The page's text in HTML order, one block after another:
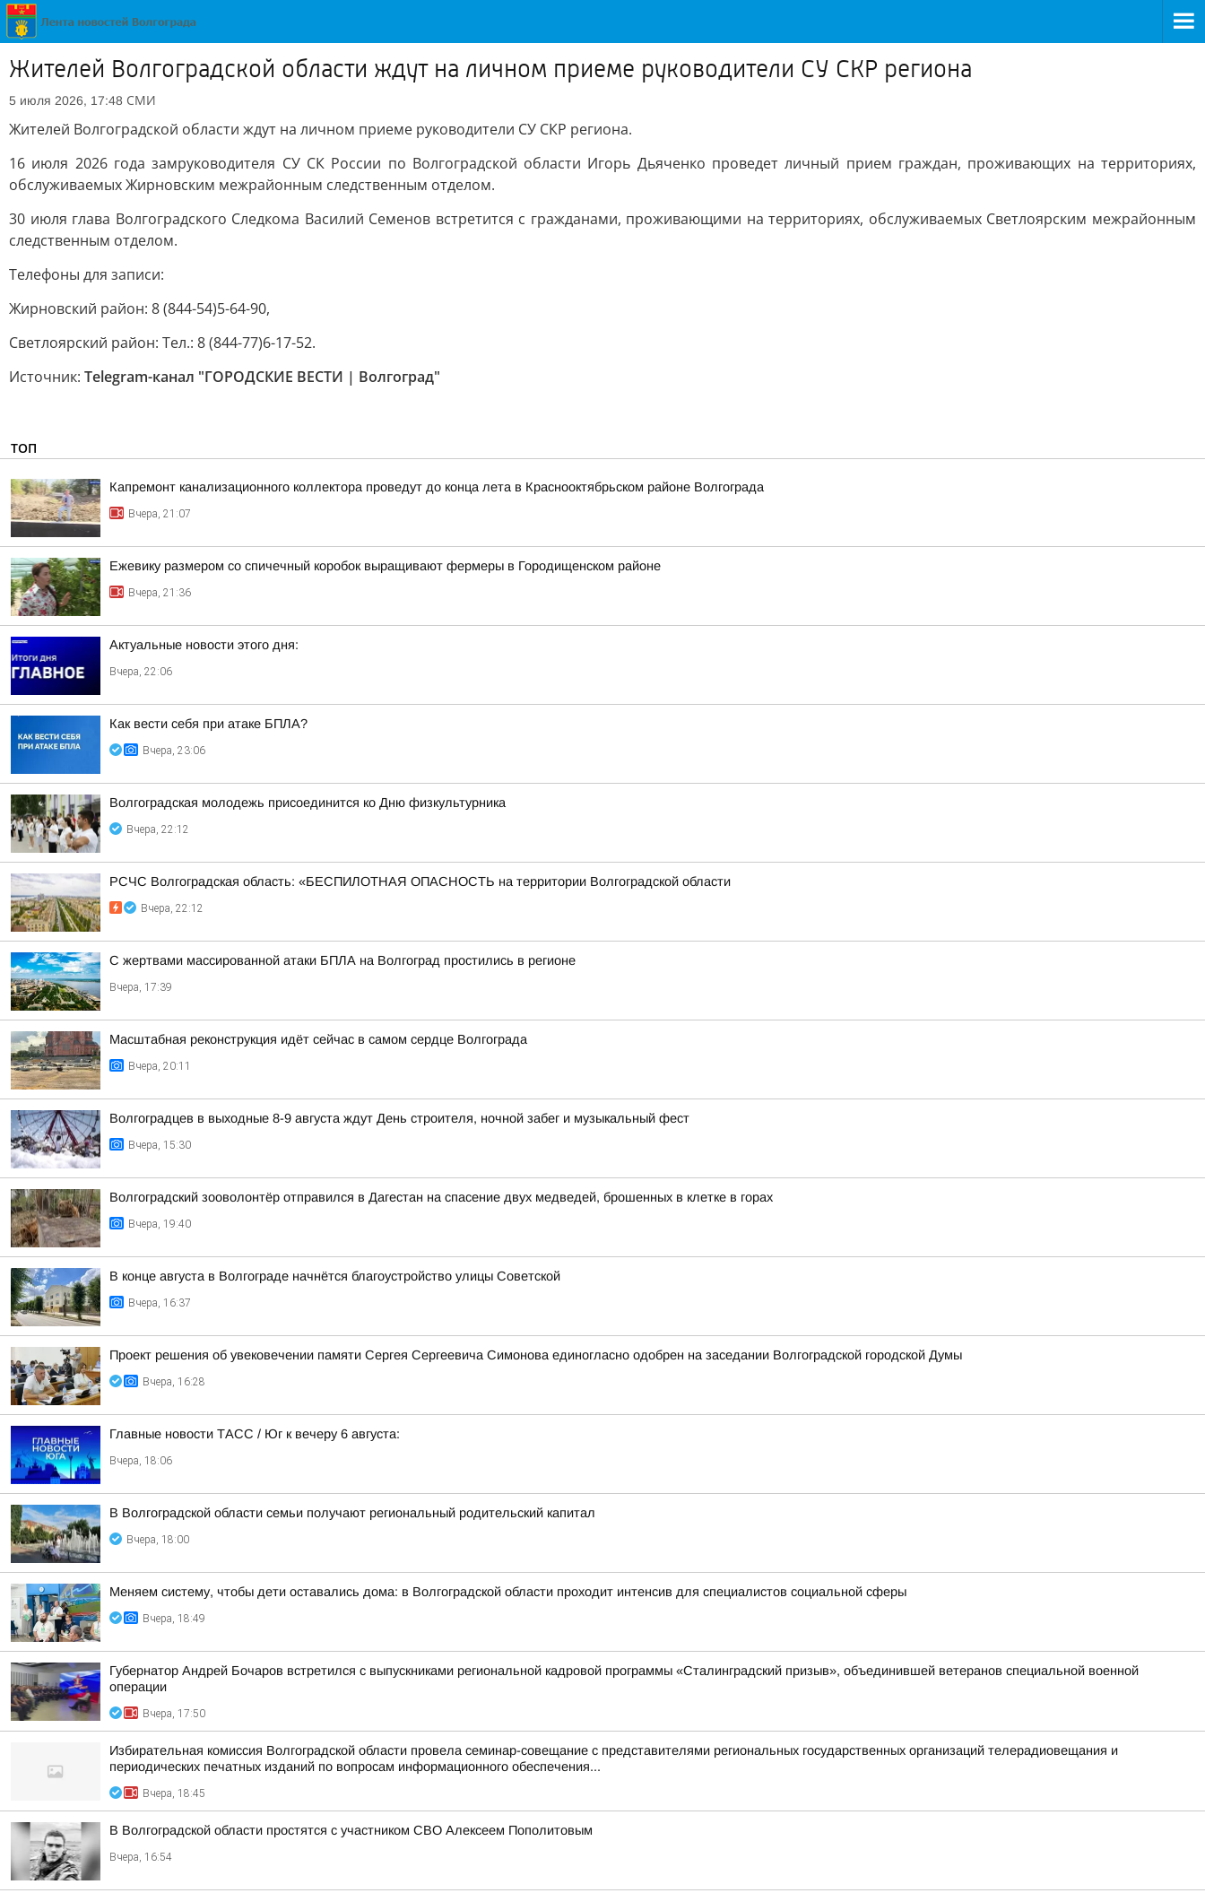
Жителей Волгоградской области ждут на личном приеме руководители СУ СКР региона
5 июля 2026, 17:48 СМИ
Жителей Волгоградской области ждут на личном приеме руководители СУ СКР региона.
16 июля 2026 года замруководителя СУ СК России по Волгоградской области Игорь Дьяченко проведет личный прием граждан, проживающих на территориях,
обслуживаемых Жирновским межрайонным следственным отделом.
30 июля глава Волгоградского Следкома Василий Семенов встретится с гражданами, проживающими на территориях, обслуживаемых Светлоярским межрайонным
следственным отделом.
Телефоны для записи:
Жирновский район: 8 (844-54)5-64-90,
Светлоярский район: Тел.: 8 (844-77)6-17-52.
Источник: Telegram-канал "ГОРОДСКИЕ ВЕСТИ | Волгоград"
ТОП
Капремонт канализационного коллектора проведут до конца лета в Краснооктябрьском районе Волгограда
Вчера, 21:07
Ежевику размером со спичечный коробок выращивают фермеры в Городищенском районе
Вчера, 21:36
Актуальные новости этого дня:
Вчера, 22:06
Как вести себя при атаке БПЛА?
Вчера, 23:06
Волгоградская молодежь присоединится ко Дню физкультурника
Вчера, 22:12
РСЧС Волгоградская область: «БЕСПИЛОТНАЯ ОПАСНОСТЬ на территории Волгоградской области
Вчера, 22:12
С жертвами массированной атаки БПЛА на Волгоград простились в регионе
Вчера, 17:39
Масштабная реконструкция идёт сейчас в самом сердце Волгограда
Вчера, 20:11
Волгоградцев в выходные 8-9 августа ждут День строителя, ночной забег и музыкальный фест
Вчера, 15:30
Волгоградский зооволонтёр отправился в Дагестан на спасение двух медведей, брошенных в клетке в горах
Вчера, 19:40
В конце августа в Волгограде начнётся благоустройство улицы Советской
Вчера, 16:37
Проект решения об увековечении памяти Сергея Сергеевича Симонова единогласно одобрен на заседании Волгоградской городской Думы
Вчера, 16:28
Главные новости ТАСС / Юг к вечеру 6 августа:
Вчера, 18:06
В Волгоградской области семьи получают региональный родительский капитал
Вчера, 18:00
Меняем систему, чтобы дети оставались дома: в Волгоградской области проходит интенсив для специалистов социальной сферы
Вчера, 18:49
Губернатор Андрей Бочаров встретился с выпускниками региональной кадровой программы «Сталинградский призыв», объединившей ветеранов специальной военной
операции
Вчера, 17:50
Избирательная комиссия Волгоградской области провела семинар-совещание с представителями региональных государственных организаций телерадиовещания и
периодических печатных изданий по вопросам информационного обеспечения...
Вчера, 18:45
В Волгоградской области простятся с участником СВО Алексеем Пополитовым
Вчера, 16:54